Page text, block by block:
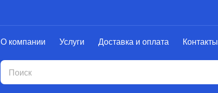
О компании Услуги Доставка и оплата Контакты